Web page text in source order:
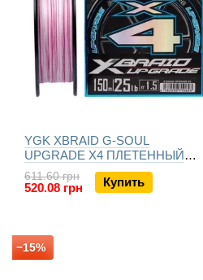
YGK XBRAID G-SOUL
UPGRADE X4 ПЛЕТЕННЫЙ
ШНУР 150m
611.60 грн
520.08 грн Купить
−15%